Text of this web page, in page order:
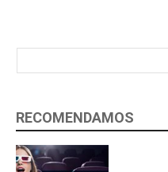
RECOMENDAMOS